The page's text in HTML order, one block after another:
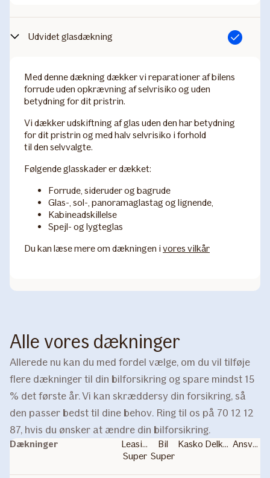
Udvidet glasdækning Inkluderet
Med denne dækning dækker vi reparationer af bilens
forrude uden opkrævning af selvrisiko og uden
betydning for dit pristrin.
Vi dækker udskiftning af glas uden den har betydning
for dit pristrin og med halv selvrisiko i forhold
til den selvvalgte.
Følgende glasskader er dækket:
Forrude, sideruder og bagrude
Glas-, sol-, panoramaglastag og lignende,
Kabineadskillelse
Spejl- og lygteglas
Du kan læse mere om dækningen i vores vilkår
Alle vores dækninger
Allerede nu kan du med fordel vælge, om du vil tilføje
flere dækninger til din bilforsikring og spare mindst 15
% det første år. Vi kan skræddersy din forsikring, så
den passer bedst til dine behov. Ring til os på 70 12 12
87, hvis du ønsker at ændre din bilforsikring.
Dækninger
Leasing
Super
Bil
Super
Kasko Delkasko Ansvar